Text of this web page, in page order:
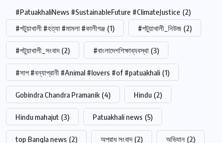
#PatuakhaliNews #SustainableFuture #ClimateJustice (2)
#পটুয়াখালী #হত্যা #মামলা #কালীগঞ্জ (1) #পটুয়াখালী_নিউজ (2)
#পটুয়াখালী_সংবাদ (2) #বাংলাদেশশিক্ষাব্যবস্থা (3)
#সাপ #বন্যাপ্রানী #Animal #lovers #of #patuakhali (1)
Gobindra Chandra Pramanik (4) Hindu (2)
Hindu mahajut (3) Patuakhali news (5)
top Bangla news (2) অপরাধ সংবাদ (2) অভিযান (2)